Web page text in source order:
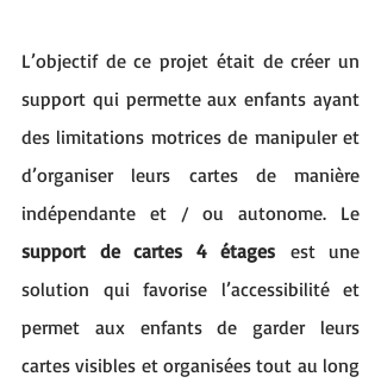
L’objectif de ce projet était de créer un
support qui permette aux enfants ayant
des limitations motrices de manipuler et
d’organiser leurs cartes de manière
support de cartes 4 étages est une
solution qui favorise l’accessibilité et
permet aux enfants de garder leurs
cartes visibles et organisées tout au long